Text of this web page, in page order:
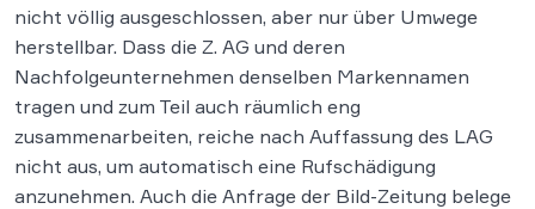
nicht völlig ausgeschlossen, aber nur über Umwege
herstellbar. Dass die Z. AG und deren
Nachfolgeunternehmen denselben Markennamen
tragen und zum Teil auch räumlich eng
zusammenarbeiten, reiche nach Auffassung des LAG
nicht aus, um automatisch eine Rufschädigung
anzunehmen. Auch die Anfrage der Bild-Zeitung belege